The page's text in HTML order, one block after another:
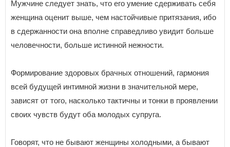
Мужчине следует знать, что его умение сдерживать себя
женщина оценит выше, чем настойчивые притязания, ибо
в сдержанности она вполне справедливо увидит больше
человечности, больше истинной нежности.
Формирование здоровых брачных отношений, гармония
всей будущей интимной жизни в значительной мере,
зависят от того, насколько тактичны и тонки в проявлении
своих чувств будут оба молодых супруга.
Говорят, что не бывают женщины холодными, а бывают